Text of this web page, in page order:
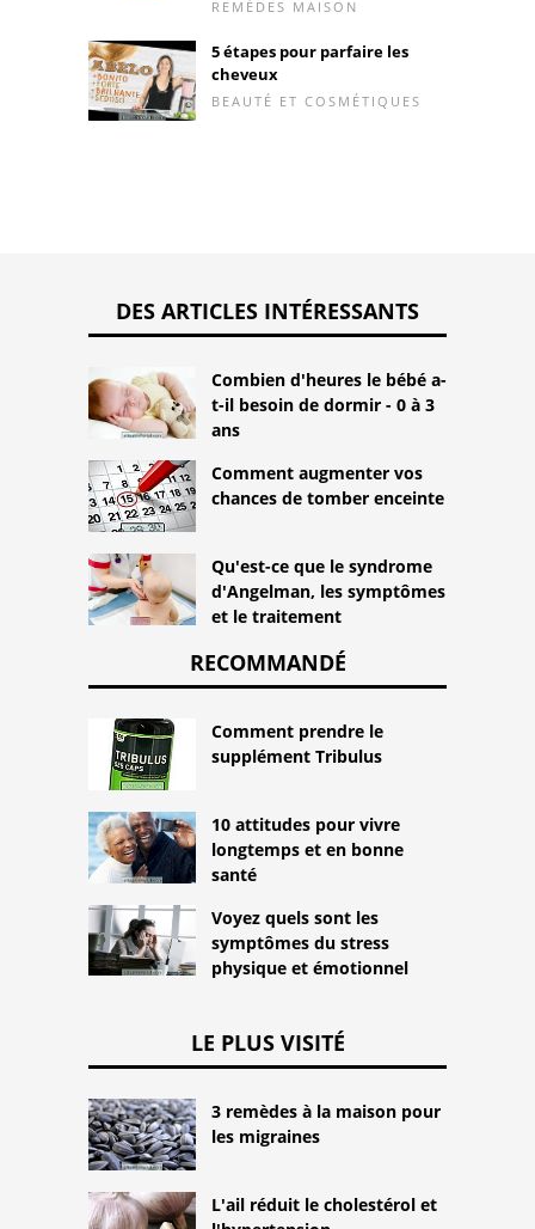
REMÈDES MAISON
5 étapes pour parfaire les
cheveux
BEAUTÉ ET COSMÉTIQUES
DES ARTICLES INTÉRESSANTS
Combien d'heures le bébé a-
t-il besoin de dormir - 0 à 3
ans
Comment augmenter vos
chances de tomber enceinte
Qu'est-ce que le syndrome
d'Angelman, les symptômes
et le traitement
RECOMMANDÉ
Comment prendre le
supplément Tribulus
10 attitudes pour vivre
longtemps et en bonne
santé
Voyez quels sont les
symptômes du stress
physique et émotionnel
LE PLUS VISITÉ
3 remèdes à la maison pour
les migraines
L'ail réduit le cholestérol et